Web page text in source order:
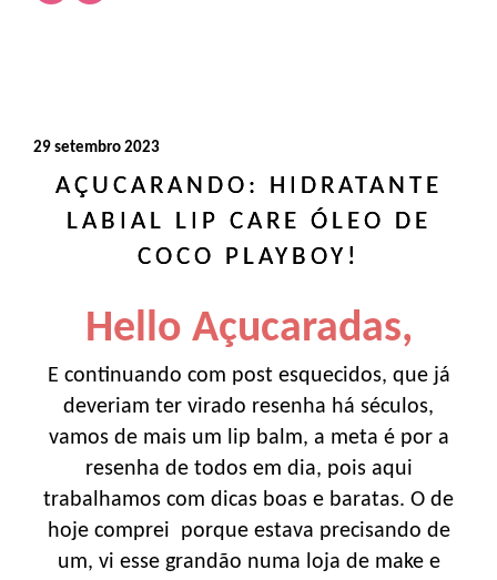
29 setembro 2023
AÇUCARANDO: HIDRATANTE
LABIAL LIP CARE ÓLEO DE
COCO PLAYBOY!
Hello Açucaradas,
E continuando com post esquecidos, que já
deveriam ter virado resenha há séculos,
vamos de mais um lip balm, a meta é por a
resenha de todos em dia, pois aqui
trabalhamos com dicas boas e baratas. O de
hoje comprei porque estava precisando de
um, vi esse grandão numa loja de make e